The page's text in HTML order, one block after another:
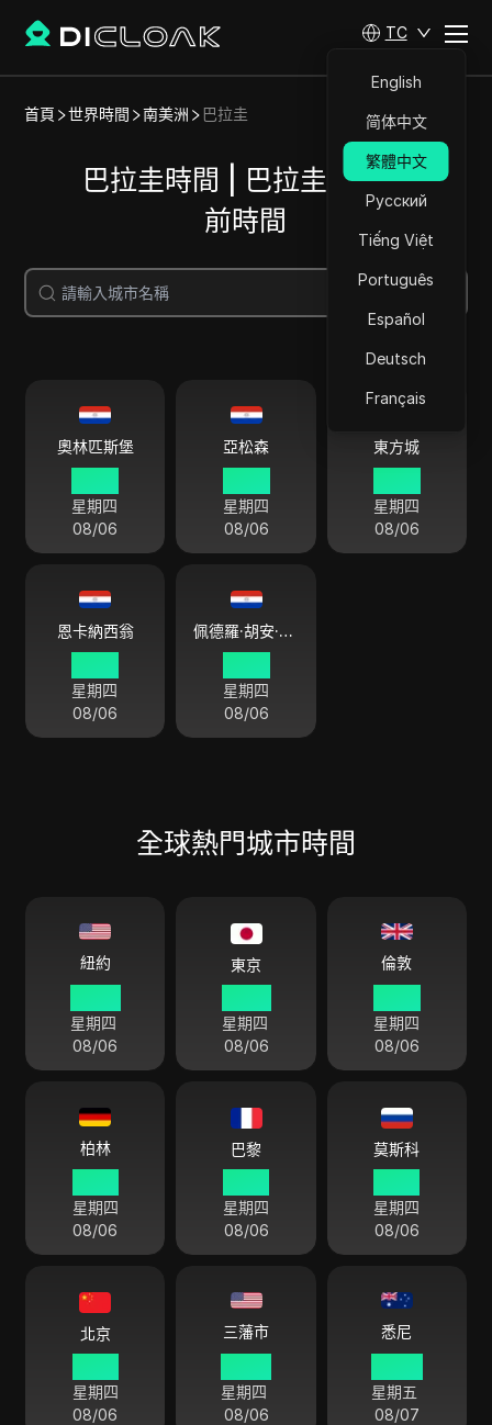
TC
English
简体中文
繁體中文
Русский
Tiếng Việt
Português
Español
Deutsch
Français
首頁 世界時間 南美洲 巴拉圭
巴拉圭時間 | 巴拉圭城市當
前時間
奧林匹斯堡
星期四
08/06
亞松森
星期四
08/06
東方城
星期四
08/06
恩卡納西翁
星期四
08/06
佩德羅·胡安·卡巴列羅
星期四
08/06
全球熱門城市時間
紐約
星期四
08/06
東京
星期四
08/06
倫敦
星期四
08/06
柏林
星期四
08/06
巴黎
星期四
08/06
莫斯科
星期四
08/06
北京
星期四
08/06
三藩市
星期四
08/06
悉尼
星期五
08/07